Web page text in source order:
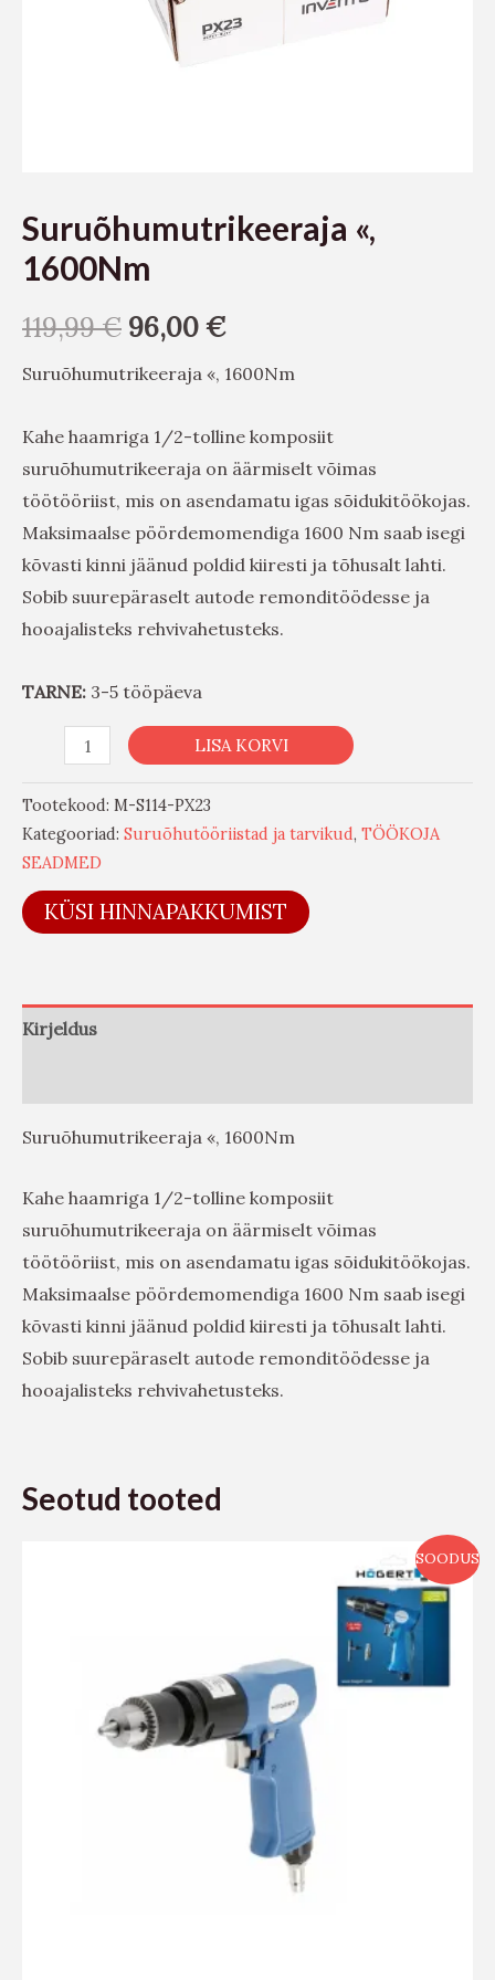
Suruõhumutrikeeraja «,
1600Nm
119,99€ 96,00€
Suruõhumutrikeeraja «, 1600Nm
Kahe haamriga 1/2-tolline komposiit
suruõhumutrikeeraja on äärmiselt võimas
töötööriist, mis on asendamatu igas sõidukitöökojas.
Maksimaalse pöördemomendiga 1600 Nm saab isegi
kõvasti kinni jäänud poldid kiiresti ja tõhusalt lahti.
Sobib suurepäraselt autode remonditöödesse ja
hooajalisteks rehvivahetusteks.
TARNE: 3-5 tööpäeva
LISA KORVI
Tootekood: M-S114-PX23
Kategooriad: Suruõhutööriistad ja tarvikud, TÖÖKOJA
SEADMED
KÜSI HINNAPAKKUMIST
Kirjeldus
Suruõhumutrikeeraja «, 1600Nm
Kahe haamriga 1/2-tolline komposiit
suruõhumutrikeeraja on äärmiselt võimas
töötööriist, mis on asendamatu igas sõidukitöökojas.
Maksimaalse pöördemomendiga 1600 Nm saab isegi
kõvasti kinni jäänud poldid kiiresti ja tõhusalt lahti.
Sobib suurepäraselt autode remonditöödesse ja
hooajalisteks rehvivahetusteks.
Seotud tooted
SOODUS